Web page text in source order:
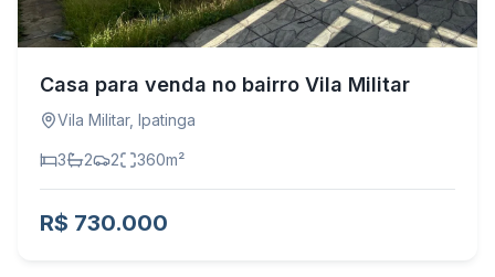
Casa para venda no bairro Vila Militar
Vila Militar, Ipatinga
3 2 2 360m²
R$ 730.000